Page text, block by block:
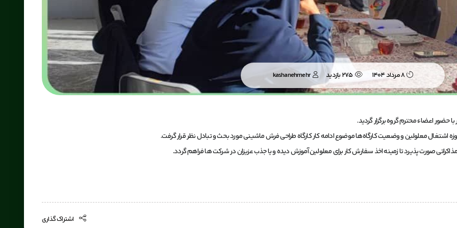
8 مرداد 1404 275 بازدید kashanehmehr
معلولین و وضعیت کارگاه‌ها موضوع ادامه کار کارگاه طراحی فرش ماشینی مورد بحث و تبادل نظر قرار گرفت.
صورت پذیرد تا زمینه اخذ سفارش کار برای معلولین آموزش دیده و یا جذب عزیزان در شرکت ها فراهم گردد.
اشتراک گذاری